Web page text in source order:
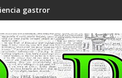
gastronómica en Chignautla